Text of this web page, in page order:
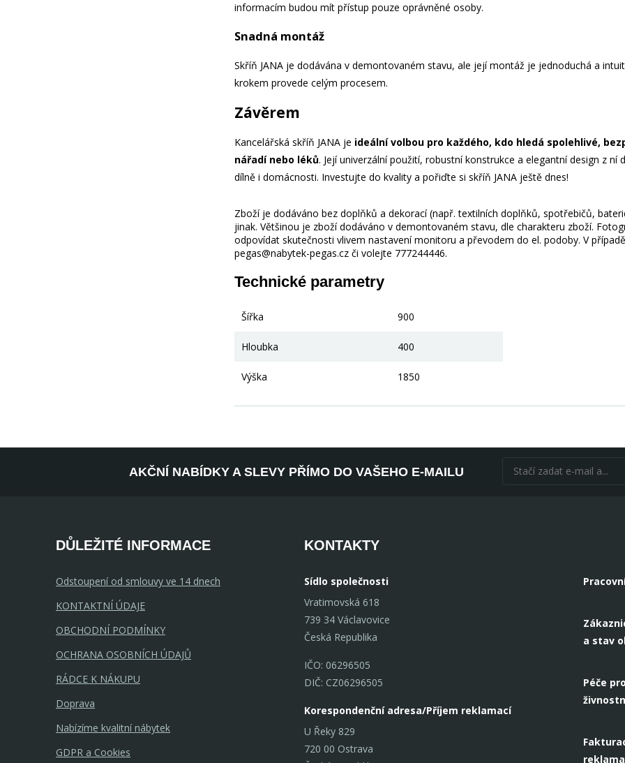
informacím budou mít přístup pouze oprávněné osoby.
Snadná montáž
Skříň JANA je dodávána v demontovaném stavu, ale její montáž je jednoduchá a
krokem provede celým procesem.
Závěrem
Kancelářská skříň JANA je ideální volbou pro každého, kdo hledá spolehlivé,
nářadí nebo léků. Její univerzální použití, robustní konstrukce a elegantní design z
dílně i domácnosti. Investujte do kvality a pořiďte si skříň JANA ještě dnes!
Zboží je dodáváno bez doplňků a dekorací (např. textilních doplňků, spotřebičů,
jinak. Většinou je zboží dodáváno v demontovaném stavu, dle charakteru zboží.
odpovídat skutečnosti vlivem nastavení monitoru a převodem do el. podoby. V
pegas@nabytek-pegas.cz či volejte 777244446.
Technické parametry
Šířka 900
Hloubka 400
Výška 1850
AKČNÍ NABÍDKY A SLEVY PŘÍMO DO VAŠEHO E-MAILU
DŮLEŽITÉ INFORMACE
Odstoupení od smlouvy ve 14 dnech
KONTAKTNÍ ÚDAJE
OBCHODNÍ PODMÍNKY
OCHRANA OSOBNÍCH ÚDAJŮ
RÁDCE K NÁKUPU
Doprava
Nabízíme kvalitní nábytek
GDPR a Cookies
KONTAKTY
Sídlo společnosti
Vratimovská 618
739 34 Václavovice
Česká Republika
IČO: 06296505
DIČ: CZ06296505
Korespondenční adresa/Příjem reklamací
U Řeky 829
720 00 Ostrava
a stav
Péče